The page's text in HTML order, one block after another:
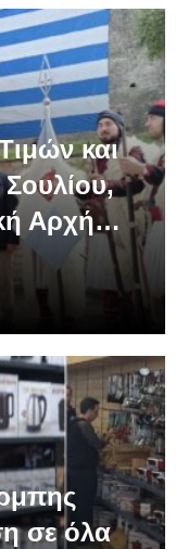
και
Αρχή…
σε όλα